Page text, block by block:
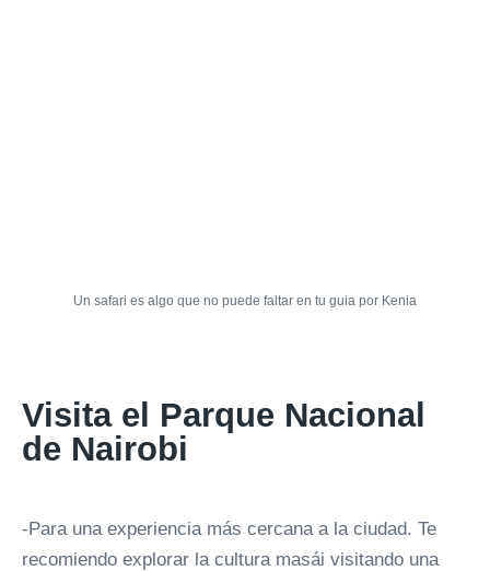
Un safari es algo que no puede faltar en tu guia por Kenia
Visita el Parque Nacional
de Nairobi
-Para una experiencia más cercana a la ciudad. Te
recomiendo explorar la cultura masái visitando una